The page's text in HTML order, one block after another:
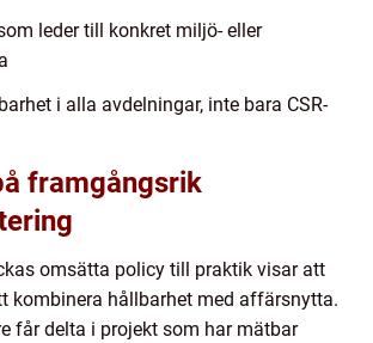
leder till konkret miljö- eller
i alla avdelningar, inte bara CSR-
framgångsrik
omsätta policy till praktik visar att
kombinera hållbarhet med affärsnytta.
får delta i projekt som har mätbar